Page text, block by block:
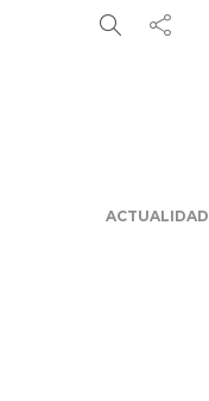
ACTUALIDAD